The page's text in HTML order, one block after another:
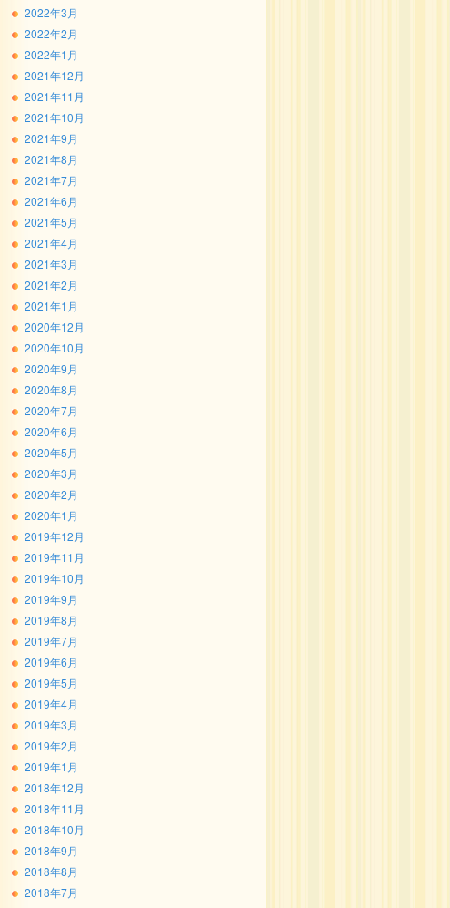
2022年3月
2022年2月
2022年1月
2021年12月
2021年11月
2021年10月
2021年9月
2021年8月
2021年7月
2021年6月
2021年5月
2021年4月
2021年3月
2021年2月
2021年1月
2020年12月
2020年10月
2020年9月
2020年8月
2020年7月
2020年6月
2020年5月
2020年3月
2020年2月
2020年1月
2019年12月
2019年11月
2019年10月
2019年9月
2019年8月
2019年7月
2019年6月
2019年5月
2019年4月
2019年3月
2019年2月
2019年1月
2018年12月
2018年11月
2018年10月
2018年9月
2018年8月
2018年7月